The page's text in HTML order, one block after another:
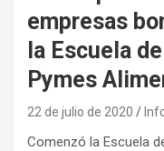
empresas
la Escuela
Pymes
22 de julio de 2020
Comenzó la Escuela